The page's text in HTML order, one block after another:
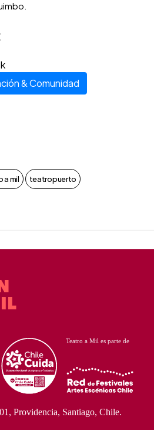
& Comunidad
a mil teatropuerto
Providencia, Santiago, Chile.